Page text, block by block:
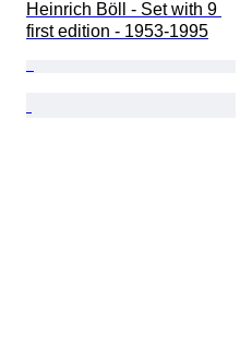
Heinrich Böll - Set with 9
first edition - 1953-1995